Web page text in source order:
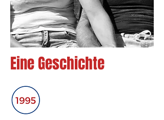
Eine Geschichte